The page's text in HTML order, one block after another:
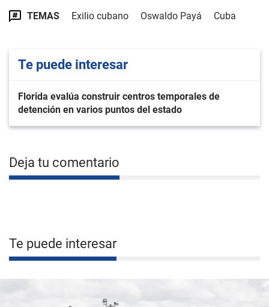
TEMAS Exilio cubano Oswaldo Payá Cuba
Te puede interesar
Florida evalúa construir centros temporales de
detención en varios puntos del estado
Deja tu comentario
Te puede interesar